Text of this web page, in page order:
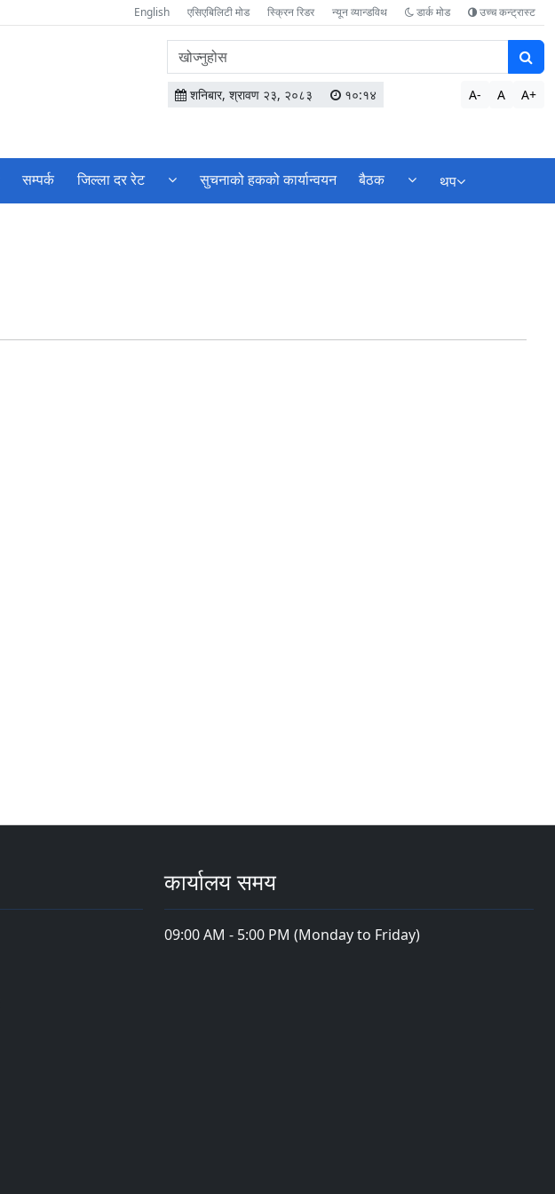
English एसिएबिलिटी मोड स्क्रिन रिडर न्यून व्यान्डविथ डार्क मोड उच्च कन्ट्रास्ट
वेबसाइटमा
सामग्री
खोज्नुहोस
शनिबार, श्रावण २३, २०८३ १०:१४ A- A A+
सम्पर्क जिल्ला दर रेट सुचनाको हकको कार्यान्वयन बैठक थप
कार्यालय समय
09:00 AM - 5:00 PM (Monday to Friday)